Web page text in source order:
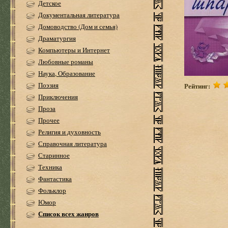
Детское
Документальная литература
Домоводство (Дом и семья)
Драматургия
Компьютеры и Интернет
Любовные романы
Наука, Образование
Поэзия
Приключения
Проза
Прочее
Религия и духовность
Справочная литература
Старинное
Техника
Фантастика
Фольклор
Юмор
Список всех жанров
Рейтинг: